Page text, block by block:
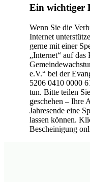
Ein wichtiger
Wenn Sie die
Internet
gerne mit einer
„Internet“ auf
e.V.“ bei der
5206 0410 0000
tun. Bitte teilen
geschehen – Ihre
Jahresende eine
lassen können.
Bescheinigung